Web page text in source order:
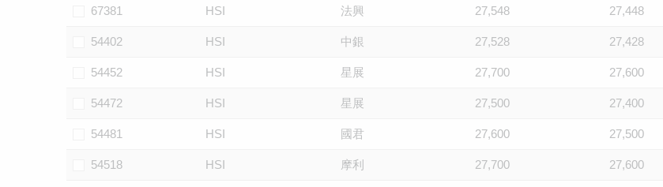
67381 HSI 法興 27,548 27,448
54402 HSI 中銀 27,528 27,428
54452 HSI 星展 27,700 27,600
54472 HSI 星展 27,500 27,400
54481 HSI 國君 27,600 27,500
54518 HSI 摩利 27,700 27,600